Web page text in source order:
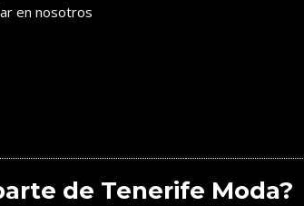
en nosotros
de Tenerife Moda?